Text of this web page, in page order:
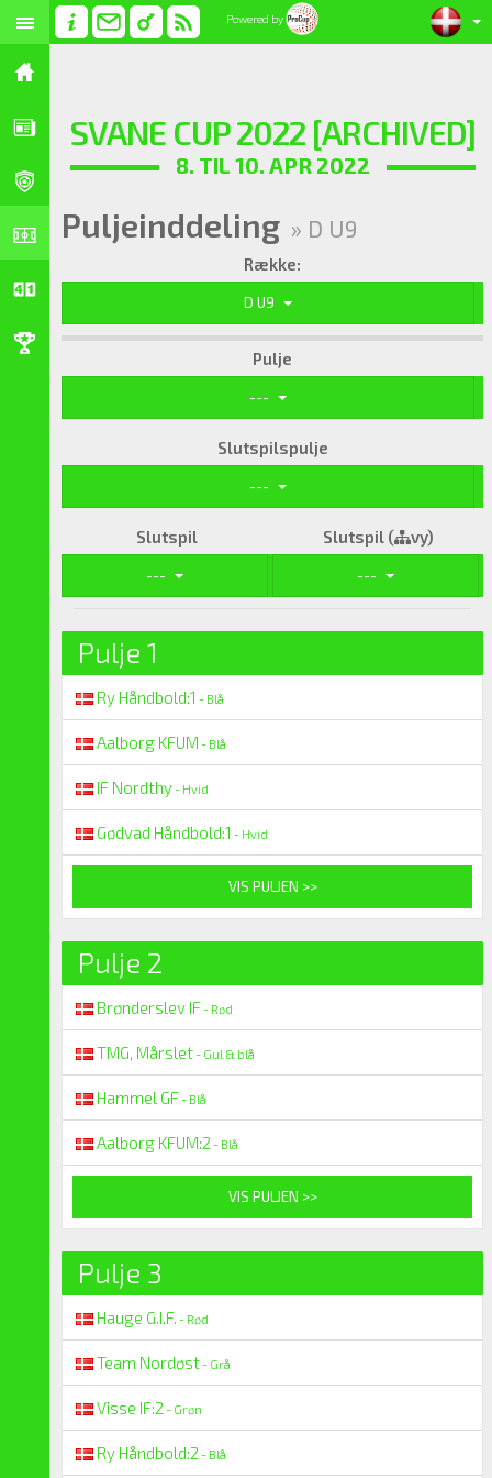
Powered by
SVANE CUP 2022 [ARCHIVED]
8. TIL 10. APR 2022
Puljeinddeling » D U9
Række:
D U9
Pulje
---
Slutspilspulje
---
Slutspil Slutspil ( vy)
--- ---
Pulje 1
Ry Håndbold:1 - Blå
Aalborg KFUM - Blå
IF Nordthy- Hvid
Gødvad Håndbold:1 - Hvid
VIS PULJEN >>
Pulje 2
Brønderslev IF - Rød
TMG, Mårslet- Gul & blå
Hammel GF - Blå
Aalborg KFUM:2 - Blå
VIS PULJEN >>
Pulje 3
Hauge G.I.F. - Rød
Team Nordøst- Grå
Visse IF:2 - Grøn
Ry Håndbold:2 - Blå